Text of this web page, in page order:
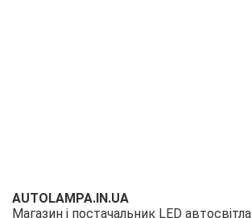
AUTOLAMPA.IN.UA
Магазин і постачальник LED автосвітла